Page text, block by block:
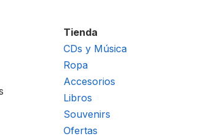
Tienda
CDs y Música
Ropa
Accesorios
Libros
Souvenirs
Ofertas